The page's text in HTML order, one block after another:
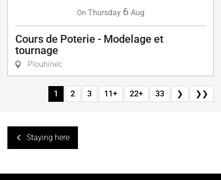
On Thursday 6 Aug
Cours de Poterie - Modelage et
tournage
Plouhinec
1 2 3 11+ 22+ 33 ❯ ❯❯
Staying here